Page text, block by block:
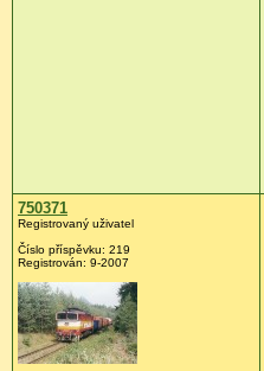
750371
Registrovaný uživatel
Číslo příspěvku: 219
Registrován: 9-2007